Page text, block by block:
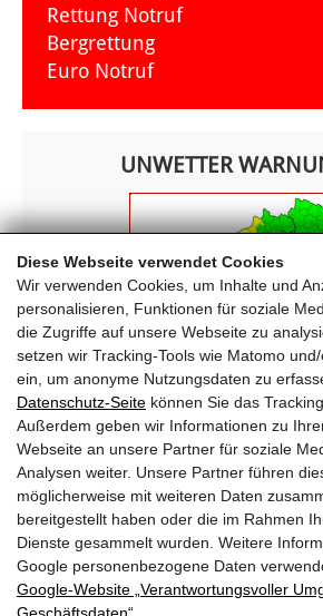
Diese Webseite verwendet Cookies
Wir verwenden Cookies, um Inhalte und
personalisieren, Funktionen für soziale
die Zugriffe auf unsere Webseite zu
setzen wir Tracking-Tools wie Matomo
ein, um anonyme Nutzungsdaten zu
Datenschutz-Seite können Sie das
Außerdem geben wir Informationen zu
Webseite an unsere Partner für soziale
Analysen weiter. Unsere Partner führen
möglicherweise mit weiteren Daten
bereitgestellt haben oder die im Rahmen
Dienste gesammelt wurden. Weitere
Google personenbezogene Daten
Google‑Website „Verantwortungsvoller
Rettung Notruf
Bergrettung
Euro Notruf
UNWETTER
FREIWILLIGE
Oberkrimml 203
5743 Krimml
T+43 (0) 6564
Eff-krimml@lfv-